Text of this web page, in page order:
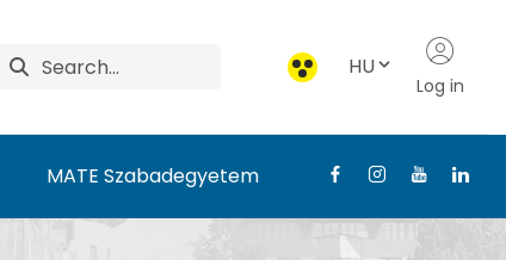
HU
Log in
MATE Szabadegyetem